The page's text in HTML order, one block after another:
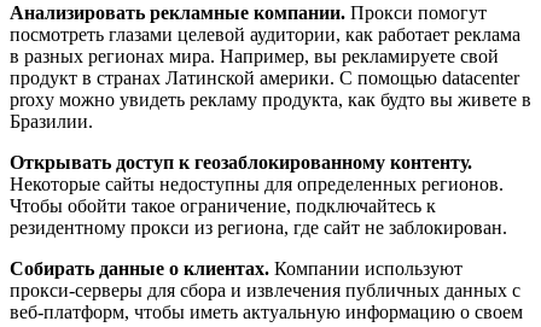
Анализировать рекламные компании. Прокси помогут
посмотреть глазами целевой аудитории, как работает реклама
в разных регионах мира. Например, вы рекламируете свой
продукт в странах Латинской америки. С помощью datacenter
proxy можно увидеть рекламу продукта, как будто вы живете в
Бразилии.
Открывать доступ к геозаблокированному контенту.
Некоторые сайты недоступны для определенных регионов.
Чтобы обойти такое ограничение, подключайтесь к
резидентному прокси из региона, где сайт не заблокирован.
Собирать данные о клиентах. Компании используют
прокси-серверы для сбора и извлечения публичных данных с
веб-платформ, чтобы иметь актуальную информацию о своем